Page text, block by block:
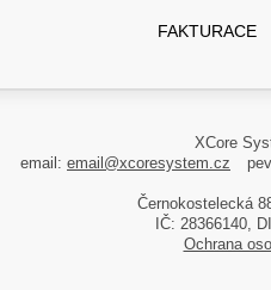
FAKTURACE
XCore
email: email@xcoresystem.cz
Černokostelecká
IČ: 28366140,
Ochrana